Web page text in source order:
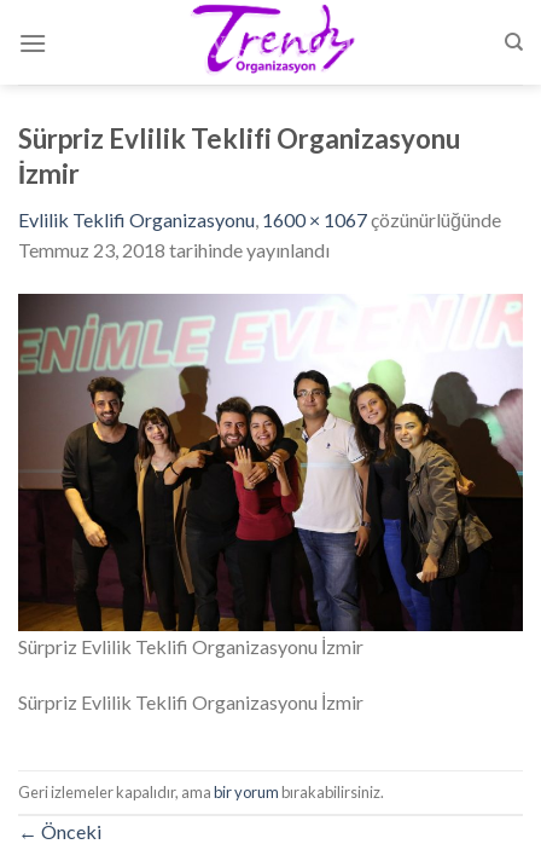
Sürpriz Evlilik Teklifi Organizasyonu
İzmir
Evlilik Teklifi Organizasyonu, 1600 × 1067çözünürlüğünde
Temmuz 23, 2018 tarihinde yayınlandı
Sürpriz Evlilik Teklifi Organizasyonu İzmir
Sürpriz Evlilik Teklifi Organizasyonu İzmir
Geri izlemeler kapalıdır, amabir yorumbırakabilirsiniz.
← Önceki